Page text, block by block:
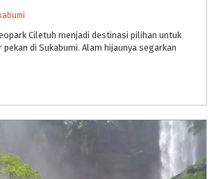
Ciletuh menjadi destinasi pilihan untuk
pekan di Sukabumi. Alam hijaunya segarkan